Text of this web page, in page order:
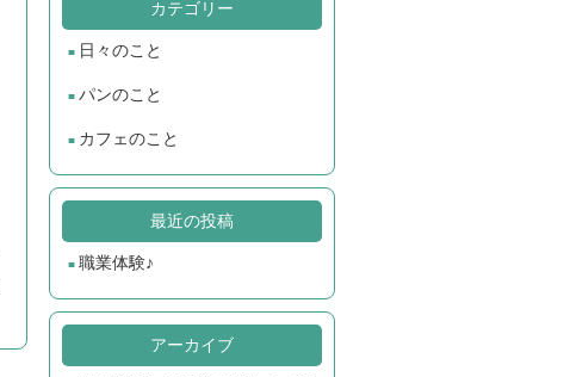
カテゴリー
日々のこと
パンのこと
カフェのこと
最近の投稿
職業体験♪
アーカイブ